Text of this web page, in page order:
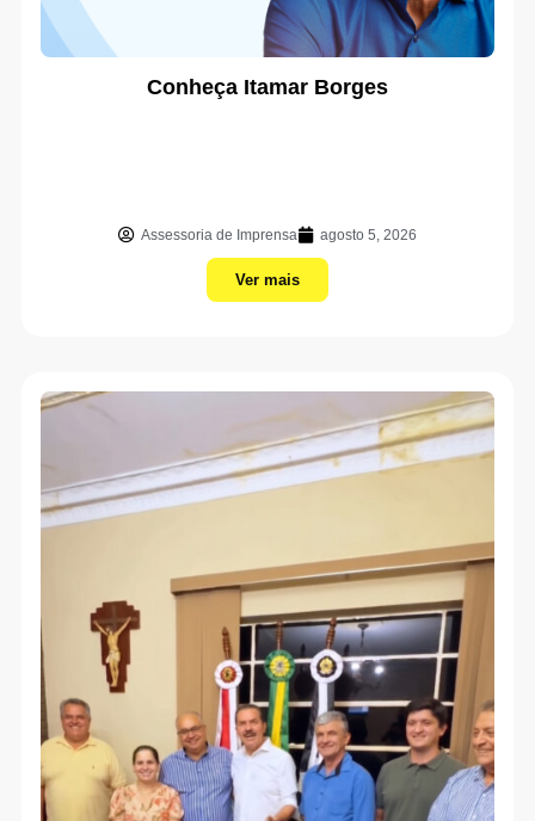
Conheça Itamar Borges
Assessoria de Imprensa agosto 5, 2026
Ver mais